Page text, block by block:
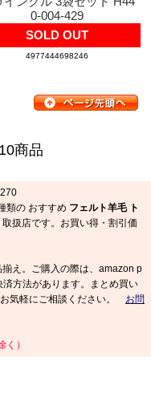
0-004-429
SOLD OUT
4977444698246
商品
類の おすすめ フェルト羊毛 ト
扱店です。お買い得・割引価
え。ご購入の際は、amazon p
方法があります。まとめ買い
気軽にご相談ください。 お問
）